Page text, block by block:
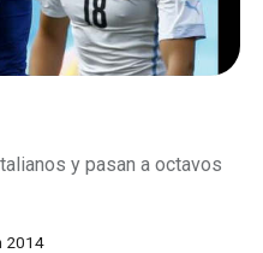
y pasan a octavos
2014